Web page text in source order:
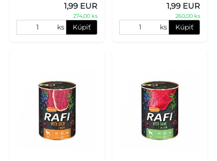
1,99 EUR
274,00 ks
ks Kúpiť
všetkých plemien.
Morčacie mäso je obľ
1,99 EUR
260,00 ks
ks Kúpiť